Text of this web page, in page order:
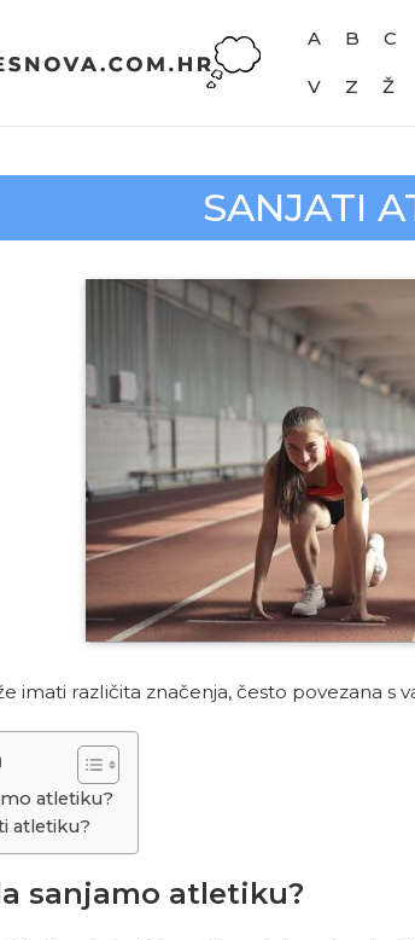
A B C
V Z Ž
SANJATI
imati različita značenja, često povezana s
atletiku?
atletiku?
sanjamo atletiku?